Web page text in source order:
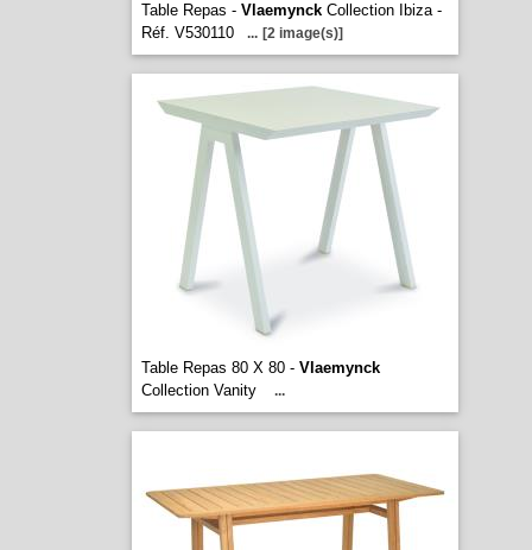
Table Repas - VlaemynckCollection Ibiza -
Réf. V530110
... [2 image(s)]
Table Repas 80 X 80 - Vlaemynck
Collection Vanity
...